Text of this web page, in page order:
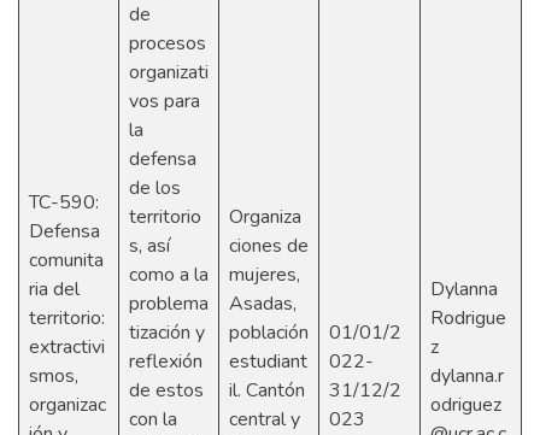
TC-590:
Defensa
comunita
ria del
territorio:
extractivi
smos,
organizac
de
procesos
organizati
vos para
la
defensa
de los
territorio
s, así
como a la
problema
tización y
reflexión
de estos
con la
Organiza
ciones de
mujeres,
Asadas,
población
estudiant
il. Cantón
central y
01/01/2
022-
31/12/2
023
Dylanna
Rodrigue
z
dylanna.r
odriguez